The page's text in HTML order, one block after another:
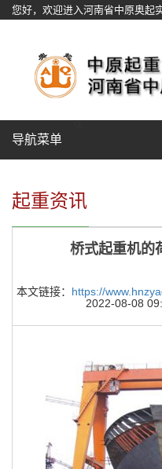
您好，欢迎进入河南省中原奥起
导航菜单
起重资讯
桥式起重机的
本文链接： https://
2022-08-08